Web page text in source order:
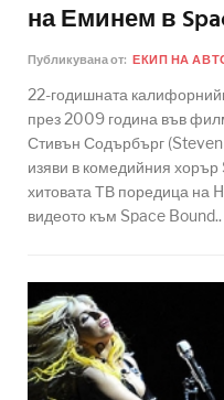
на Еминем в
Публикувана от: ЕКИП НА
22-годишната
през 2009 година във
Стивън Содърбърг (Steven
изяви в комедийния
хитовата ТВ поредица на
видеото към Space Bound..